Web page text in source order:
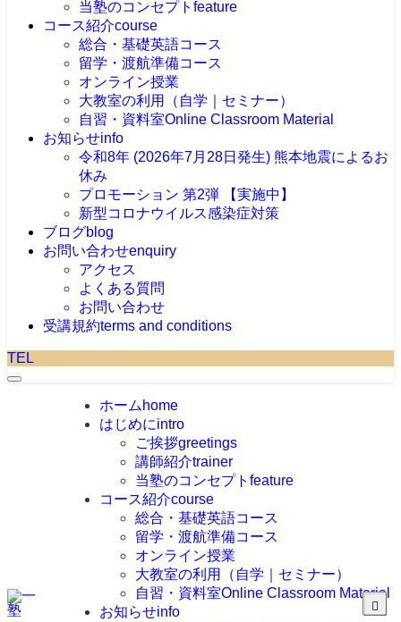
当塾のコンセプト feature
コース紹介course
総合・基礎英語コース
留学・渡航準備コース
オンライン授業
大教室の利用（自学｜セミナー）
自習・資料室Online Classroom Material
お知らせinfo
令和8年 (2026年7月28日発生) 熊本地震によるお
休み
プロモーション 第2弾 【実施中】
新型コロナウイルス感染症対策
ブログblog
お問い合わせenquiry
アクセス
よくある質問
お問い合わせ
受講規約terms and conditions
TEL
ホーム home
はじめにintro
ご挨拶greetings
講師紹介trainer
当塾のコンセプト feature
コース紹介course
総合・基礎英語コース
留学・渡航準備コース
オンライン授業
大教室の利用（自学｜セミナー）
自習・資料室Online Classroom Material
お知らせinfo